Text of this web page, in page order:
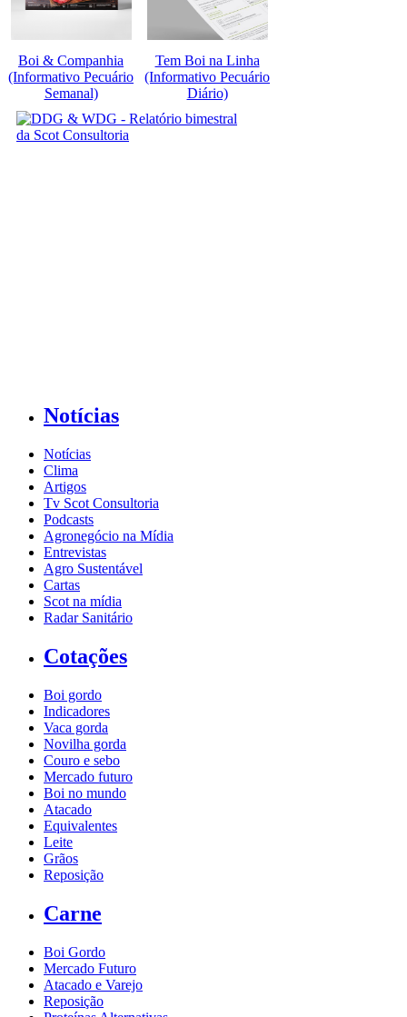
Boi & Companhia
(Informativo Pecuário
Semanal)
Tem Boi na Linha
(Informativo Pecuário
Diário)
Notícias
Notícias
Clima
Artigos
Tv Scot Consultoria
Podcasts
Agronegócio na Mídia
Entrevistas
Agro Sustentável
Cartas
Scot na mídia
Radar Sanitário
Cotações
Boi gordo
Indicadores
Vaca gorda
Novilha gorda
Couro e sebo
Mercado futuro
Boi no mundo
Atacado
Equivalentes
Leite
Grãos
Reposição
Carne
Boi Gordo
Mercado Futuro
Atacado e Varejo
Reposição